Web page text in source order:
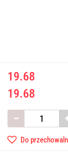
19.68
19.68
Do